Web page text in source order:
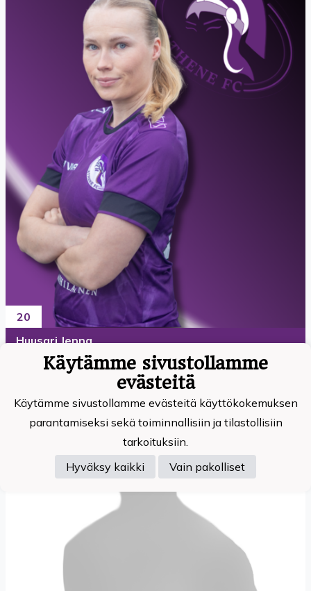
20
Huusari Jenna
Käytämme sivustollamme
evästeitä
Käytämme sivustollamme evästeitä käyttökokemuksen
parantamiseksi sekä toiminnallisiin ja tilastollisiin
tarkoituksiin.
Hyväksy kaikki
Vain pakolliset